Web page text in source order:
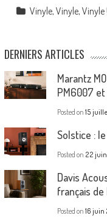
Vinyle, Vinyle, Vinyle !
DERNIERS ARTICLES
Marantz
PM6007
Posted on 15
Solstice :
Posted on 22
Davis
français de
Posted on 16 juin